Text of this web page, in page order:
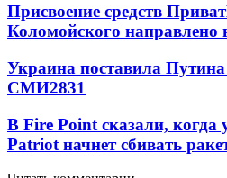
Присвоение средств
Коломойского направлено
Украина поставила
СМИ2831
В Fire Point сказали, когда
Patriot начнет сбивать